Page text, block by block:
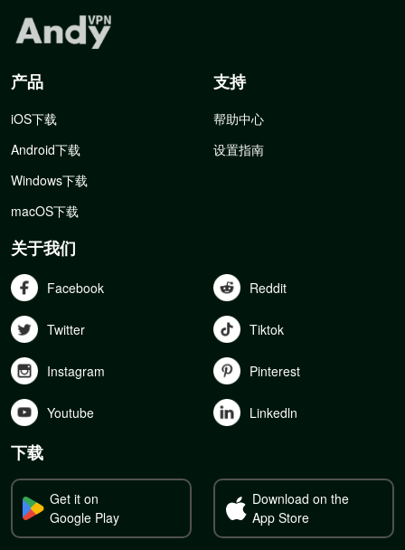
产品
iOS下载
Android下载
Windows下载
macOS下载
支持
帮助中心
设置指南
关于我们
Facebook Reddit
Twitter Tiktok
Instagram Pinterest
Youtube Linkedln
下载
Get it on
Google Play
Download on the
App Store